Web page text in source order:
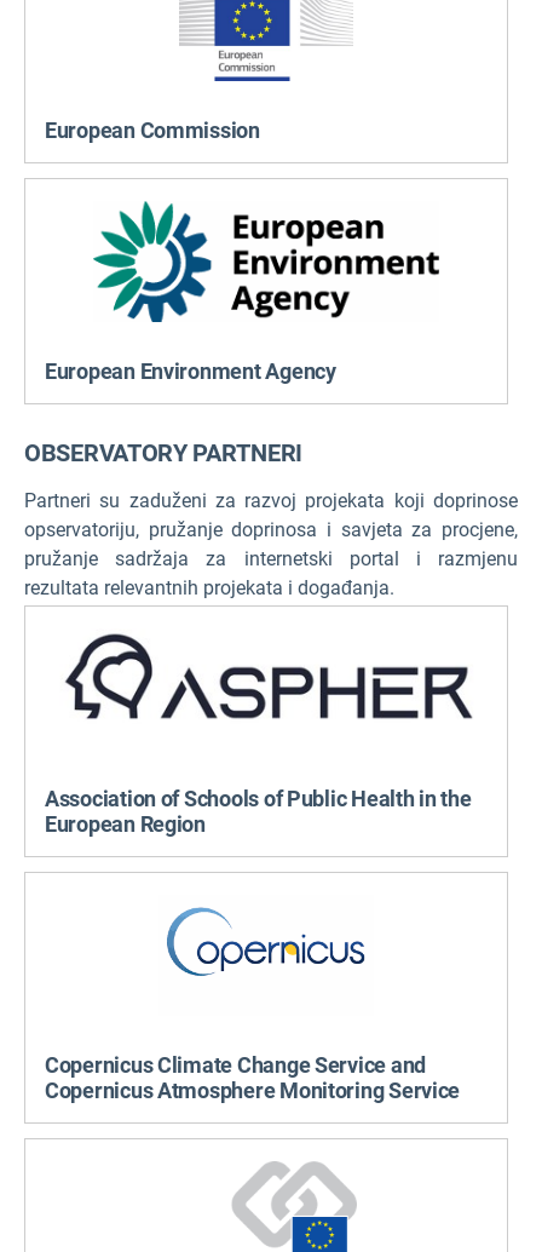
European Commission
European Environment Agency
OBSERVATORY PARTNERI
Partneri su zaduženi za razvoj projekata koji doprinose
opservatoriju, pružanje doprinosa i savjeta za procjene,
pružanje sadržaja za internetski portal i razmjenu
rezultata relevantnih projekata i događanja.
Association of Schools of Public Health in the
European Region
Copernicus Climate Change Service and
Copernicus Atmosphere Monitoring Service